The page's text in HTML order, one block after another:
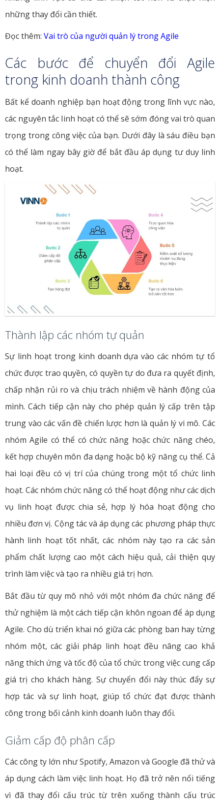
những thay đổi cần thiết.
Đọc thêm: Vai trò của người quản lý trong Agile
Các bước để chuyển đổi Agile
trong kinh doanh thành công
Bất kể doanh nghiệp bạn hoạt động trong lĩnh vực nào,
các nguyên tắc linh hoạt có thể sẽ sớm đóng vai trò quan
trọng trong công việc của bạn. Dưới đây là sáu điều bạn
có thể làm ngay bây giờ để bắt đầu áp dụng tư duy linh
hoạt.
Thành lập các nhóm tự quản
Sự linh hoạt trong kinh doanh dựa vào các nhóm tự tổ
chức được trao quyền, có quyền tự do đưa ra quyết định,
chấp nhận rủi ro và chịu trách nhiệm về hành động của
mình. Cách tiếp cận này cho phép quản lý cấp trên tập
trung vào các vấn đề chiến lược hơn là quản lý vi mô. Các
nhóm Agile có thể có chức năng hoặc chức năng chéo,
kết hợp chuyên môn đa dạng hoặc bộ kỹ năng cụ thể. Cả
hai loại đều có vị trí của chúng trong một tổ chức linh
hoạt. Các nhóm chức năng có thể hoạt động như các dịch
vụ linh hoạt được chia sẻ, hợp lý hóa hoạt động cho
nhiều đơn vị. Cộng tác và áp dụng các phương pháp thực
hành linh hoạt tốt nhất, các nhóm này tạo ra các sản
phẩm chất lượng cao một cách hiệu quả, cải thiện quy
trình làm việc và tạo ra nhiều giá trị hơn.
Bắt đầu từ quy mô nhỏ với một nhóm đa chức năng để
thử nghiệm là một cách tiếp cận khôn ngoan để áp dụng
Agile. Cho dù triển khai nó giữa các phòng ban hay từng
nhóm một, các giải pháp linh hoạt đều nâng cao khả
năng thích ứng và tốc độ của tổ chức trong việc cung cấp
giá trị cho khách hàng. Sự chuyển đổi này thúc đẩy sự
hợp tác và sự linh hoạt, giúp tổ chức đạt được thành
công trong bối cảnh kinh doanh luôn thay đổi.
Giảm cấp độ phân cấp
Các công ty lớn như Spotify, Amazon và Google đã thử và
áp dụng cách làm việc linh hoạt. Họ đã trở nên nổi tiếng
vì đã thay đổi cấu trúc từ trên xuống thành cấu trúc